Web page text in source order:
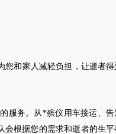
您和家人减轻负担，让逝者
服务。从*殡仪用车接运、
会根据您的需求和逝者的生